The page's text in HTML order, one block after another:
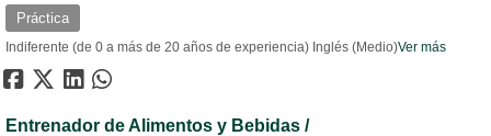
Práctica
Indiferente (de 0 a más de 20 años de experiencia) Inglés (Medio)Ver más
Entrenador de Alimentos y Bebidas /